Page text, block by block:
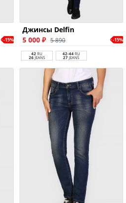
-15%
Джинсы Delfin
5 000 ₽ 5 890 -15%
42RU
26JEANS
42-44RU
27JEANS